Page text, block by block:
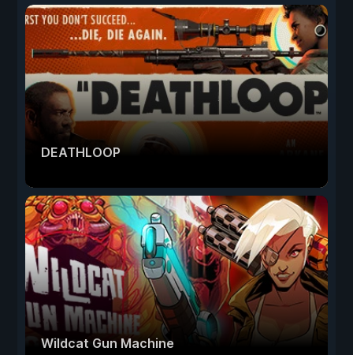
DEATHLOOP
Wildcat Gun Machine